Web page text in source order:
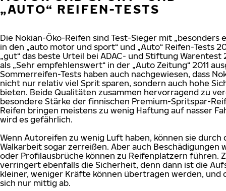
„AUTO“ REIFEN-TESTS
Die Nokian-Öko-Reifen sind Test-Sieger mit „besonders
in den „auto motor und sport“ und „Auto“ Reifen-Tests
„gut“ das beste Urteil bei ADAC- und Stiftung Warentest
als „Sehr empfehlenswert“ in der „Auto Zeitung“ 2011
Sommerreifen-Tests haben auch nachgewiesen, dass
nicht nur relativ viel Sprit sparen, sondern auch hohe
bieten. Beide Qualitäten zusammen hervorragend zu
besondere Stärke der finnischen Premium-Spritspar-
Reifen bringen meistens zu wenig Haftung auf nasser
wird es gefährlich.
Wenn Autoreifen zu wenig Luft haben, können sie durch
Walkarbeit sogar zerreißen. Aber auch Beschädigungen
oder Profilausbrüche können zu Reifenplatzern führen.
verringert ebenfalls die Sicherheit, denn dann ist die
kleiner, weniger Kräfte können übertragen werden, und
sich nur mittig ab.